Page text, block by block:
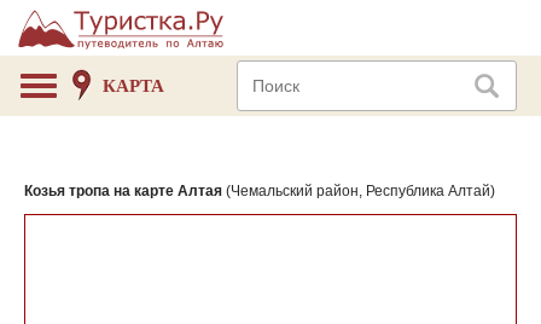
КАРТА
Козья тропа на карте Алтая (Чемальский район, Республика Алтай)